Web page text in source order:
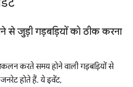
से जुड़ी गड़बड़ियों को ठीक करना
करते समय होने वाली गड़बड़ियों से
होते हैं. ये इवेंट,